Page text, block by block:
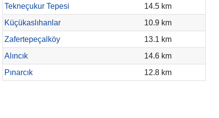
Tekneçukur Tepesi
14.5 km
Küçükaslıhanlar
10.9 km
Zafertepeçalköy
13.1 km
Alıncık
14.6 km
Pınarcık
12.8 km